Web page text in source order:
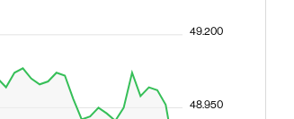
48.950
49.200